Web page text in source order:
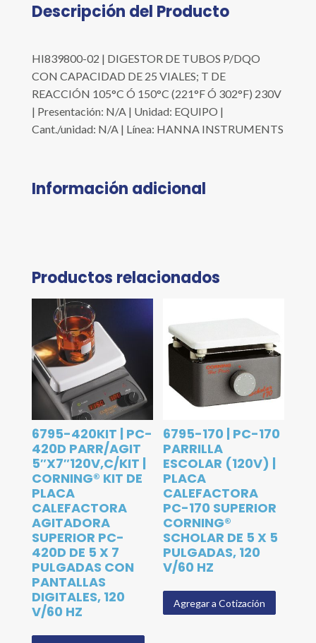
Descripción del Producto
HI839800-02 | DIGESTOR DE TUBOS P/DQO
CON CAPACIDAD DE 25 VIALES; T DE
REACCIÓN 105°C Ó 150°C (221°F Ó 302°F) 230V
| Presentación: N/A | Unidad: EQUIPO |
Cant./unidad: N/A | Línea: HANNA INSTRUMENTS
Información adicional
Productos relacionados
6795-420KIT | PC-
420D PARR/AGIT
5″X7″120V,C/KIT |
CORNING® KIT DE
PLACA
CALEFACTORA
AGITADORA
SUPERIOR PC-
420D DE 5 X 7
PULGADAS CON
PANTALLAS
DIGITALES, 120
V/60 HZ
6795-170 | PC-170
PARRILLA
ESCOLAR (120V) |
PLACA
CALEFACTORA
PC-170 SUPERIOR
CORNING®
SCHOLAR DE 5 X 5
PULGADAS, 120
V/60 HZ
Agregar a Cotización